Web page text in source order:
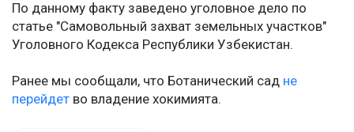
По данному факту заведено уголовное дело по
статье "Самовольный захват земельных участков"
Уголовного Кодекса Республики Узбекистан.
Ранее мы сообщали, что Ботанический сад не
перейдет во владение хокимията.